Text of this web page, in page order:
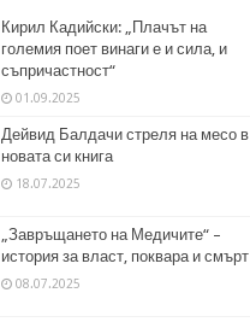
Кирил Кадийски: „Плачът на
големия поет винаги е и сила, и
съпричастност“
01.09.2025
Дейвид Балдачи стреля на месо в
новата си книга
18.07.2025
„Завръщането на Медичите“ –
история за власт, поквара и смърт
08.07.2025